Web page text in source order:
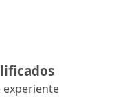
experiente